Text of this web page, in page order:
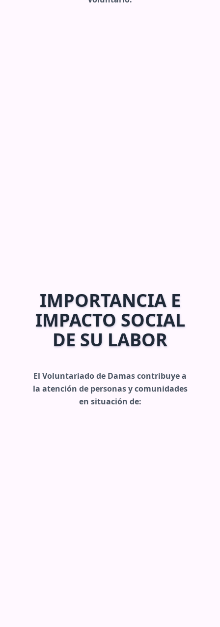
IMPORTANCIA E
IMPACTO SOCIAL
DE SU LABOR
El Voluntariado de Damas contribuye a
la atención de personas y comunidades
en situación de: